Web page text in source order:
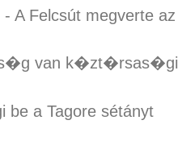
A Felcsút megverte az
van k�zt�rsas�gi
be a Tagore sétányt